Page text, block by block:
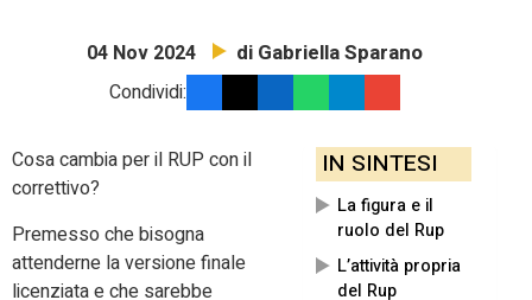
04 Nov 2024 di Gabriella Sparano
Condividi:
IN SINTESI
La figura e il
ruolo del Rup
L’attività propria
del Rup
Cosa cambia per il RUP con il
correttivo?
Premesso che bisogna
attenderne la versione finale
licenziata e che sarebbe